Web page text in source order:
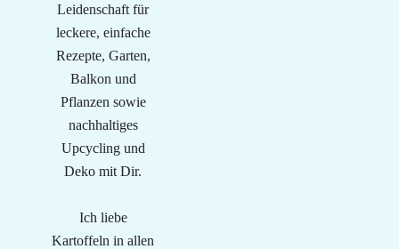
Leidenschaft für
leckere, einfache
Rezepte, Garten,
Balkon und
Pflanzen sowie
nachhaltiges
Upcycling und
Deko mit Dir.
Ich liebe
Kartoffeln in allen